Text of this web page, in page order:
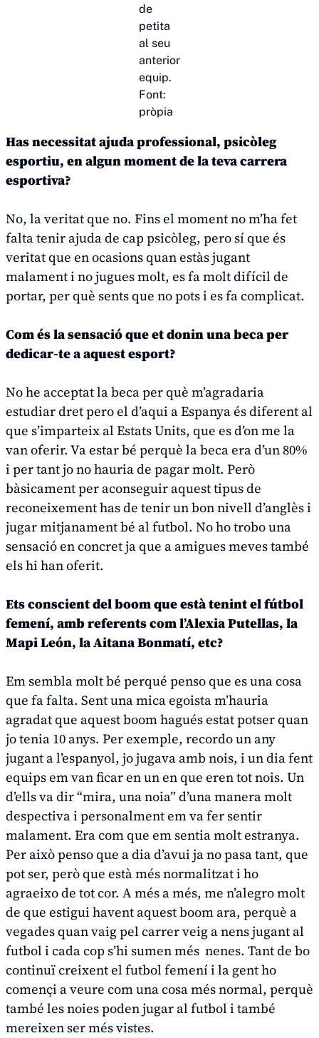
de
petita
al seu
anterior
equip.
Font:
pròpia
Has necessitat ajuda professional, psicòleg
esportiu, en algun moment de la teva carrera
esportiva?
No, la veritat que no. Fins el moment no m’ha fet
falta tenir ajuda de cap psicòleg, pero sí que és
veritat que en ocasions quan estàs jugant
malament i no jugues molt, es fa molt difícil de
portar, per què sents que no pots i es fa complicat.
Com és la sensació que et donin una beca per
dedicar-te a aquest esport?
No he acceptat la beca per què m’agradaria
estudiar dret pero el d’aqui a Espanya és diferent al
que s’imparteix al Estats Units, que es d’on me la
van oferir. Va estar bé perquè la beca era d’un 80%
i per tant jo no hauria de pagar molt. Però
bàsicament per aconseguir aquest tipus de
reconeixement has de tenir un bon nivell d’anglès i
jugar mitjanament bé al futbol. No ho trobo una
sensació en concret ja que a amigues meves també
els hi han oferit.
Ets conscient delboomque està tenint el fútbol
femení, amb referents com l’Alexia Putellas, la
Mapi León, la Aitana Bonmatí, etc?
Em sembla molt bé perqué penso que es una cosa
que fa falta. Sent una mica egoista m’hauria
agradat que aquestboomhagués estat potser quan
jo tenia 10 anys. Per exemple, recordo un any
jugant a l’espanyol, jo jugava amb nois, i un dia fent
equips em van ficar en un en que eren tot nois. Un
d’ells va dir “mira, una noia” d’una manera molt
despectiva i personalment em va fer sentir
malament. Era com que em sentia molt estranya.
Per això penso que a dia d’avui ja no pasa tant, que
pot ser, però que està més normalitzat i ho
agraeixo de tot cor. A més a més, me n’alegro molt
de que estigui havent aquestboom ara, perquè a
vegades quan vaig pel carrer veig a nens jugant al
futbol i cada cop s’hi sumen més nenes. Tant de bo
continuï creixent el futbol femení i la gent ho
començi a veure com una cosa més normal, perquè
també les noies poden jugar al futbol i també
mereixen ser més vistes.